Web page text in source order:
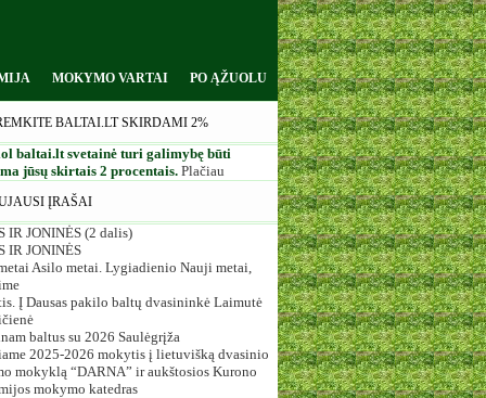
MOKYMO VARTAI PO ĄŽUOLU
BALTAI.LT SKIRDAMI 2%
baltai.lt svetainė turi galimybę būti
jūsų skirtais 2 procentais. Plačiau
ĮRAŠAI
IR JONINĖS (2 dalis)
IR JONINĖS
Asilo metai. Lygiadienio Nauji metai,
Į Dausas pakilo baltų dvasininkė Laimutė
baltus su 2026 Saulėgrįža
2025-2026 mokytis į lietuvišką dvasinio
mokyklą “DARNA” ir aukštosios Kurono
mokymo katedras